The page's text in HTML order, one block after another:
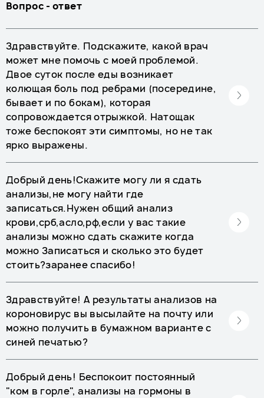
Вопрос - ответ
Здравствуйте. Подскажите, какой врач
может мне помочь с моей проблемой.
Двое суток после еды возникает
колющая боль под ребрами (посередине,
бывает и по бокам), которая
сопровождается отрыжкой. Натощак
тоже беспокоят эти симптомы, но не так
ярко выражены.
Добрый день!Скажите могу ли я сдать
анализы,не могу найти где
записаться.Нужен общий анализ
крови,срб,асло,рф,если у вас такие
анализы можно сдать скажите когда
можно Записаться и сколько это будет
стоить?заранее спасибо!
Здравствуйте! А результаты анализов на
короновирус вы высылайте на почту или
можно получить в бумажном варианте с
синей печатью?
Добрый день! Беспокоит постоянный
"ком в горле", анализы на гормоны в